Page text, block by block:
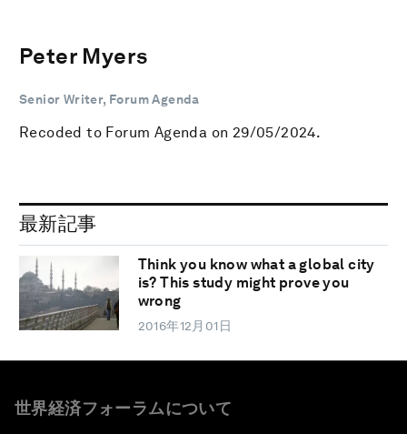
Peter Myers
Senior Writer, Forum Agenda
Recoded to Forum Agenda on 29/05/2024.
最新記事
Think you know what a global city
is? This study might prove you
wrong
2016年12月01日
世界経済フォーラムについて